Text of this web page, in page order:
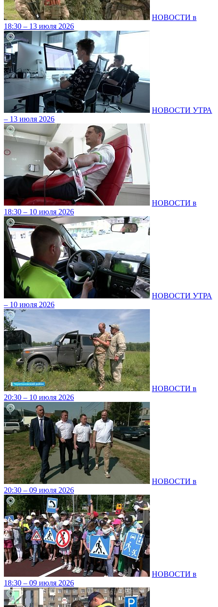
НОВОСТИ в
18:30 – 13 июля 2026
НОВОСТИ УТРА
– 13 июля 2026
НОВОСТИ в
18:30 – 10 июля 2026
НОВОСТИ УТРА
– 10 июля 2026
НОВОСТИ в
20:30 – 10 июля 2026
НОВОСТИ в
20:30 – 09 июля 2026
НОВОСТИ в
18:30 – 09 июля 2026